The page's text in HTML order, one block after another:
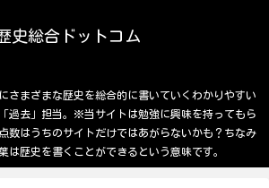
史総合ドットコム
さまざまな歴史を総合的に書いていくわかりやすい
過去」担当。※当サイトは勉強に興味を持ってもら
数はうちのサイトだけではあがらないかも？ちなみ
は歴史を書くことができるという意味です。